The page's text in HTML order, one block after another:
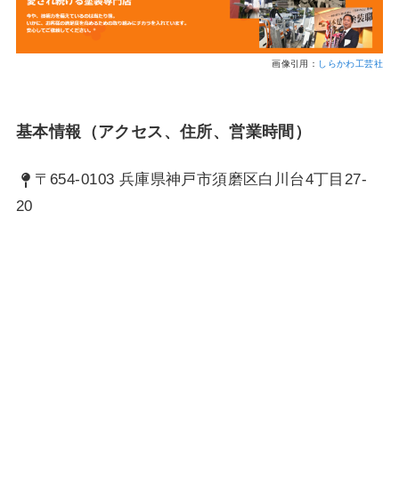
画像引用： しらかわ工芸社
基本情報（アクセス、住所、営業時間）
〒654-0103 兵庫県神戸市須磨区白川台4丁目27-
20